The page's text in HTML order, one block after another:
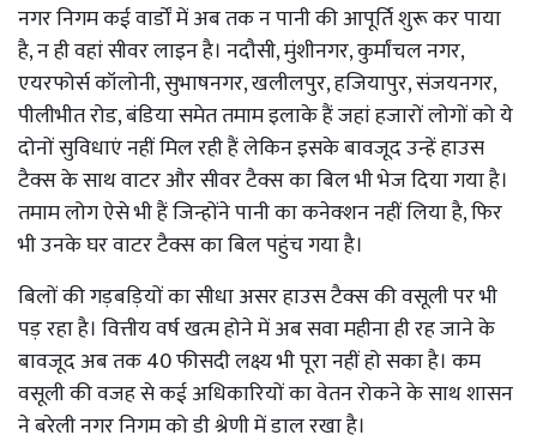
नगर निगम कई वार्डों में अब तक न पानी की आपूर्ति शुरू कर पाया
है, न ही वहां सीवर लाइन है। नदौसी, मुंशीनगर, कुर्मांचल नगर,
एयरफोर्स कॉलोनी, सुभाषनगर, खलीलपुर, हजियापुर, संजयनगर,
पीलीभीत रोड, बंडिया समेत तमाम इलाके हैं जहां हजारों लोगों को ये
दोनों सुविधाएं नहीं मिल रही हैं लेकिन इसके बावजूद उन्हें हाउस
टैक्स के साथ वाटर और सीवर टैक्स का बिल भी भेज दिया गया है।
तमाम लोग ऐसे भी हैं जिन्होंने पानी का कनेक्शन नहीं लिया है, फिर
भी उनके घर वाटर टैक्स का बिल पहुंच गया है।
बिलों की गड़बड़ियों का सीधा असर हाउस टैक्स की वसूली पर भी
पड़ रहा है। वित्तीय वर्ष खत्म होने में अब सवा महीना ही रह जाने के
बावजूद अब तक 40 फीसदी लक्ष्य भी पूरा नहीं हो सका है। कम
वसूली की वजह से कई अधिकारियों का वेतन रोकने के साथ शासन
ने बरेली नगर निगम को डी श्रेणी में डाल रखा है।